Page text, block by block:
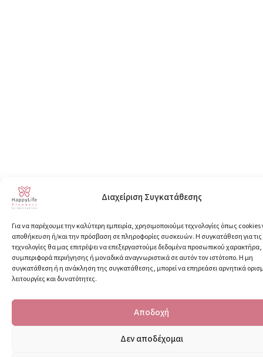
Διαχείριση Συγκατάθεσης
Για να παρέχουμε την καλύτερη εμπειρία, χρησιμοποιούμε τεχνολογίες όπως cookies
αποθήκευση ή/και την πρόσβαση σε πληροφορίες συσκευών. Η συγκατάθεση για
τεχνολογίες θα μας επιτρέψει να επεξεργαστούμε δεδομένα προσωπικού
συμπεριφορά περιήγησης ή μοναδικά αναγνωριστικά σε αυτόν τον ιστότοπο. Η μη
συγκατάθεση ή η ανάκληση της συγκατάθεσης, μπορεί να επηρεάσει αρνητικά
λειτουργίες και δυνατότητες.
Αποδοχή
Δεν αποδέχομαι